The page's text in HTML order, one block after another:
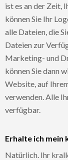
ist es an der Zeit,
können Sie Ihr
alle Dateien, die
Dateien zur
Marketing- und
können Sie dann
Website, auf
verwenden. Alle
verfügbar.
Erhalte ich
Natürlich. Ihr